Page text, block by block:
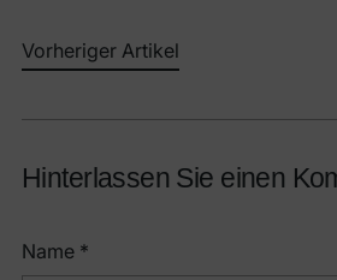
Vorheriger Artikel
Hinterlassen Sie einen
Name *